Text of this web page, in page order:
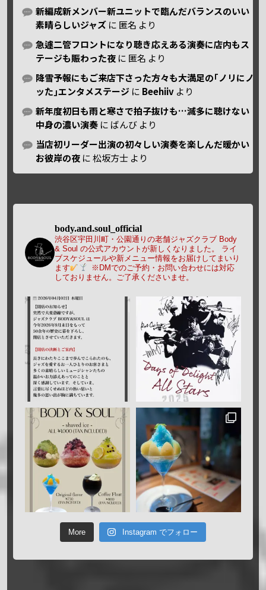
新編成新メンバー新ユニットで臨んだバランスのいい
素晴らしいジャズ に 匿名 より
急遽二管フロントになり聴き応えある演奏に店内もス
テージも賑わった夜 に 匿名 より
降雪予報にもご来店下さった方々も大満足の｢ノリにノ
ッた｣エンタメステージ に Beehiiv より
新年度初日も雨と寒さで拍子抜けも…滅多に聴けない
中身の濃い演奏 に ばんび より
当店初リーダー出演の初々しい演奏を楽しんだ暖かい
お彼岸の夜 に松坂方士 より
body.and.soul_official
渋谷区宇田川町・公園通りの老舗ジャズクラブ Body
& Soul の公式アカウントが新しくなりました。
ライ
ブスケジュールや新メニュー情報をお届けしてまいり
ます
※DMでのご予約・お問い合わせには対応
しておりません。ご了承くださいませ。
More Instagram でフォロー